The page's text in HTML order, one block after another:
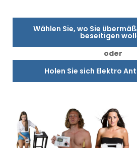
Wählen Sie, wo Sie
beseitigen
oder
Holen Sie sich Elektro